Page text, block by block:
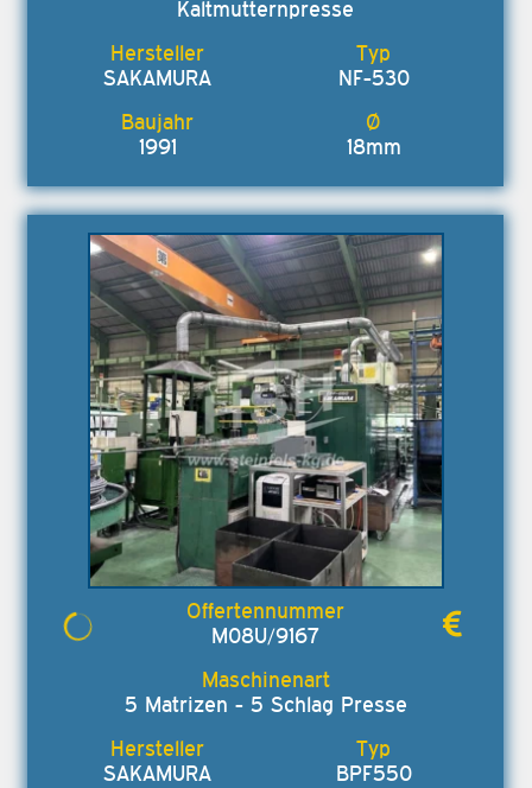
Kaltmutternpresse
SAKAMURA NF-530
1991 18mm
M08U/9167
5 Matrizen - 5 Schlag Presse
SAKAMURA BPF550